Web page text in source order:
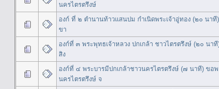
นครไตรตรึงษ์
องก์ ที่ ๒ ตำนานท้าวแสนปม กำเนิดพระเจ้าอู่ทอง (๒๐ นาที
ขา
องก์ที่ ๓ พระพุทธเจ้าหลวง ปกเกล้า ชาวไตรตรึงษ์ (๒๐ นา
สิง
องก์ที่ ๔ พระบารมีปกเกล้าชาวนครไตรตรึงษ์ (๗ นาที) ขอพ
นครไตรตรึงษ์ จ